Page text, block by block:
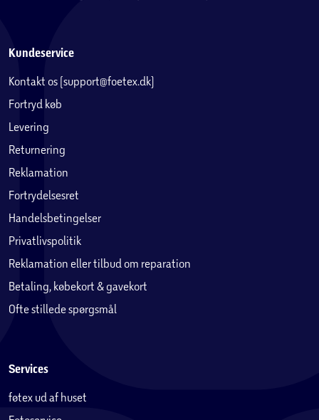
Kundeservice
Kontakt os (support@foetex.dk)
Fortryd køb
Levering
Returnering
Reklamation
Fortrydelsesret
Handelsbetingelser
Privatlivspolitik
Reklamation eller tilbud om reparation
Betaling, købekort & gavekort
Ofte stillede spørgsmål
Services
føtex ud af huset